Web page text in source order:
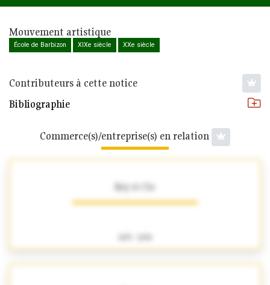
Mouvement artistique
École de Barbizon XIXe siècle XXe siècle
Contributeurs à cette notice
Bibliographie
Commerce(s)/entreprise(s) en relation
Rey et Cie